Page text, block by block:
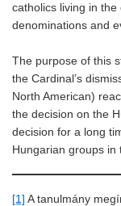
catholics living in
denominations and
The purpose of this
the Cardinal’s
North American)
the decision on the
decision for a long
Hungarian groups in
[1] A tanulmány